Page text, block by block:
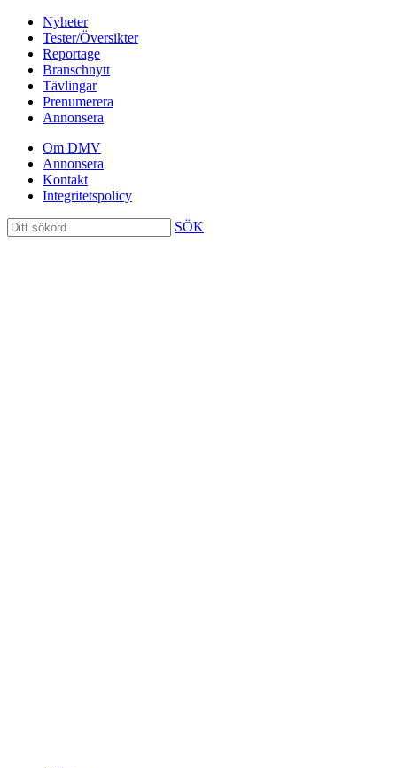
Nyheter
Tester/Översikter
Reportage
Branschnytt
Tävlingar
Prenumerera
Annonsera
Om DMV
Annonsera
Kontakt
Integritetspolicy
SÖK